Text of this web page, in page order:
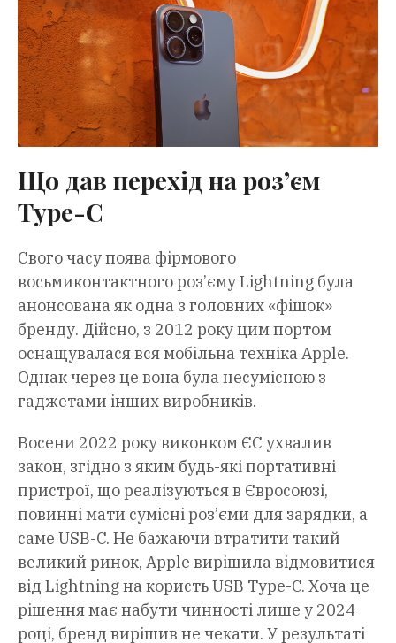
Що дав перехід на роз’єм
Type-C
Свого часу поява фірмового
восьмиконтактного роз’єму Lightning була
анонсована як одна з головних «фішок»
бренду. Дійсно, з 2012 року цим портом
оснащувалася вся мобільна техніка Apple.
Однак через це вона була несумісною з
гаджетами інших виробників.
Восени 2022 року виконком ЄС ухвалив
закон, згідно з яким будь-які портативні
пристрої, що реалізуються в Євросоюзі,
повинні мати сумісні роз’єми для зарядки, а
саме USB-C. Не бажаючи втратити такий
великий ринок, Apple вирішила відмовитися
від Lightning на користь USB Type-C. Хоча це
рішення має набути чинності лише у 2024
році, бренд вирішив не чекати. У результаті